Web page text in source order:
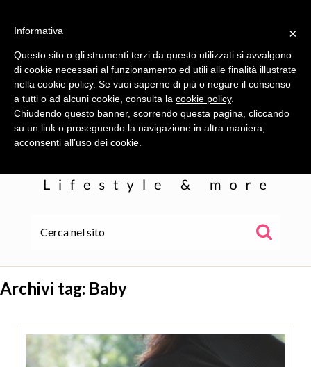
SERVIZI
Archivi tag: Baby
×
Informativa
Questo sito o gli strumenti terzi da questo utilizzati si avvalgono
di cookie necessari al funzionamento ed utili alle finalità illustrate
nella cookie policy. Se vuoi saperne di più o negare il consenso
a tutti o ad alcuni cookie, consulta la cookie policy.
Chiudendo questo banner, scorrendo questa pagina, cliccando
su un link o proseguendo la navigazione in altra maniera,
acconsenti all’uso dei cookie.